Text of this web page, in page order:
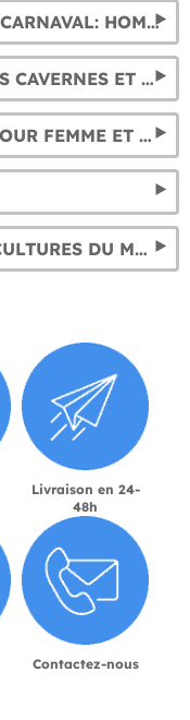
DÉGUISEMENTS ORIGINAUX CARNAVAL: HOMME, FEMME ET ENFANTS
DÉGUISEMENTS D’HOMME DES CAVERNES ET PRÉHISTORIQUES
DÉGUISEMENTS HAWAÏENS POUR FEMME ET ENFANT
DÉGUISEMENTS DE PAYS ET CULTURES DU MONDE
Livraison en 24-
48h
Contactez-nous